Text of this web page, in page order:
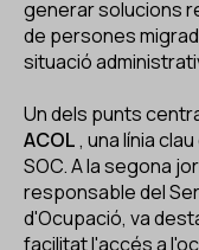
generar solucions
de persones
situació
Un dels punts
ACOL, una línia
SOC. A la segona
responsable del
d'Ocupació, va
facilitat l'accés a